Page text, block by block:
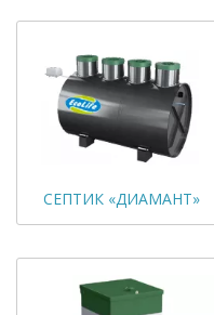
СЕПТИК «ДИАМАНТ»